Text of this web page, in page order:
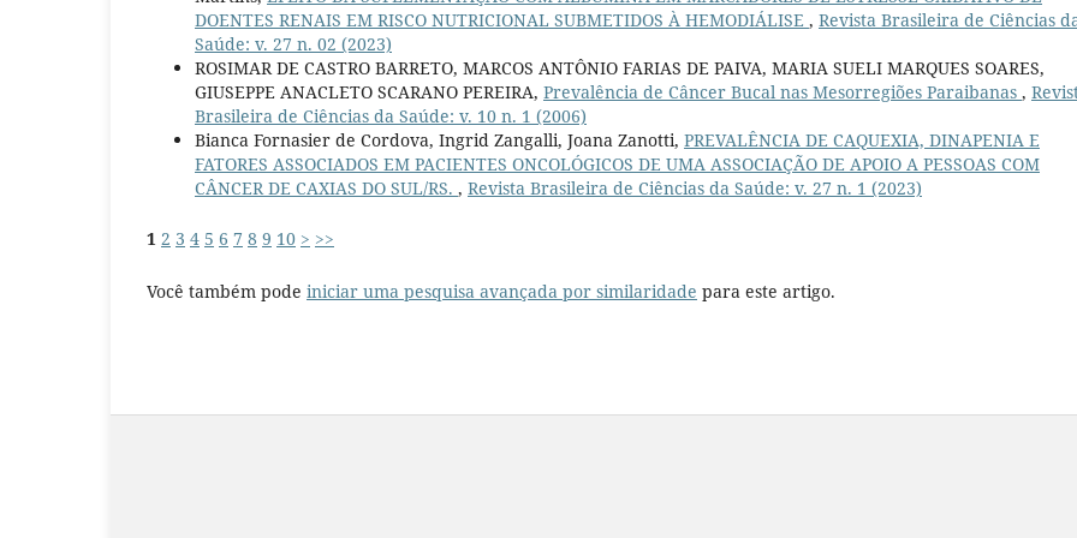
DOENTES RENAIS EM RISCO NUTRICIONAL SUBMETIDOS À HEMODIÁLISE , Revista Brasileira de Ciências
Saúde: v. 27 n. 02 (2023)
ROSIMAR DE CASTRO BARRETO, MARCOS ANTÔNIO FARIAS DE PAIVA, MARIA SUELI MARQUES SOARES,
GIUSEPPE ANACLETO SCARANO PEREIRA, Prevalência de Câncer Bucal nas Mesorregiões Paraibanas ,
Brasileira de Ciências da Saúde: v. 10 n. 1 (2006)
Bianca Fornasier de Cordova, Ingrid Zangalli, Joana Zanotti, PREVALÊNCIA DE CAQUEXIA, DINAPENIA E
FATORES ASSOCIADOS EM PACIENTES ONCOLÓGICOS DE UMA ASSOCIAÇÃO DE APOIO A PESSOAS COM
CÂNCER DE CAXIAS DO SUL/RS. , Revista Brasileira de Ciências da Saúde: v. 27 n. 1 (2023)
1 2 3 4 5 6 7 8 9 10 > >>
Você também pode iniciar uma pesquisa avançada por similaridade para este artigo.